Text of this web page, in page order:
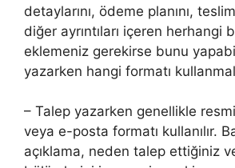
detaylarını, ödeme planını,
diğer ayrıntıları içeren herhangi
eklemeniz gerekirse bunu
yazarken hangi formatı
– Talep yazarken genellikle
veya e-posta formatı kullanılır.
açıklama, neden talep ettiğiniz